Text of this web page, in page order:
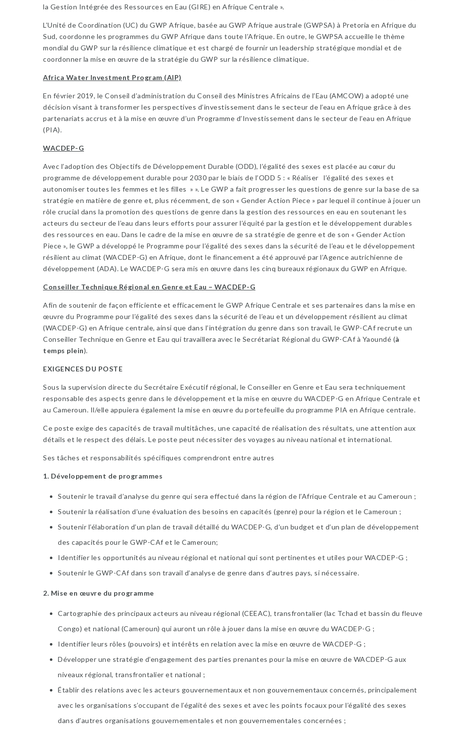
la Gestion Intégrée des Ressources en Eau (GIRE) en Afrique Centrale ».
L’Unité de Coordination (UC) du GWP Afrique, basée au GWP Afrique australe (GWPSA) à Pretoria en Afrique du
Sud, coordonne les programmes du GWP Afrique dans toute l’Afrique. En outre, le GWPSA accueille le thème
mondial du GWP sur la résilience climatique et est chargé de fournir un leadership stratégique mondial et de
coordonner la mise en œuvre de la stratégie du GWP sur la résilience climatique.
Africa Water Investment Program (AIP)
En février 2019, le Conseil d’administration du Conseil des Ministres Africains de l’Eau (AMCOW) a adopté une
décision visant à transformer les perspectives d’investissement dans le secteur de l’eau en Afrique grâce à des
partenariats accrus et à la mise en œuvre d’un Programme d’Investissement dans le secteur de l’eau en Afrique
(PIA).
WACDEP-G
Avec l’adoption des Objectifs de Développement Durable (ODD), l’égalité des sexes est placée au cœur du
programme de développement durable pour 2030 par le biais de l’ODD 5 : « Réaliser l’égalité des sexes et
autonomiser toutes les femmes et les filles » ». Le GWP a fait progresser les questions de genre sur la base de sa
stratégie en matière de genre et, plus récemment, de son « Gender Action Piece » par lequel il continue à jouer un
rôle crucial dans la promotion des questions de genre dans la gestion des ressources en eau en soutenant les
acteurs du secteur de l’eau dans leurs efforts pour assurer l’équité par la gestion et le développement durables
des ressources en eau. Dans le cadre de la mise en œuvre de sa stratégie de genre et de son « Gender Action
Piece », le GWP a développé le Programme pour l’égalité des sexes dans la sécurité de l’eau et le développement
résilient au climat (WACDEP-G) en Afrique, dont le financement a été approuvé par l’Agence autrichienne de
développement (ADA). Le WACDEP-G sera mis en œuvre dans les cinq bureaux régionaux du GWP en Afrique.
Conseiller Technique Régional en Genre et Eau – WACDEP-G
Afin de soutenir de façon efficiente et efficacement le GWP Afrique Centrale et ses partenaires dans la mise en
œuvre du Programme pour l’égalité des sexes dans la sécurité de l’eau et un développement résilient au climat
(WACDEP-G) en Afrique centrale, ainsi que dans l’intégration du genre dans son travail, le GWP-CAf recrute un
Conseiller Technique en Genre et Eau qui travaillera avec le Secrétariat Régional du GWP-CAf à Yaoundé (à
temps plein).
EXIGENCES DU POSTE
Sous la supervision directe du Secrétaire Exécutif régional, le Conseiller en Genre et Eau sera techniquement
responsable des aspects genre dans le développement et la mise en œuvre du WACDEP-G en Afrique Centrale et
au Cameroun. Il/elle appuiera également la mise en œuvre du portefeuille du programme PIA en Afrique centrale.
Ce poste exige des capacités de travail multitâches, une capacité de réalisation des résultats, une attention aux
détails et le respect des délais. Le poste peut nécessiter des voyages au niveau national et international.
Ses tâches et responsabilités spécifiques comprendront entre autres
1. Développement de programmes
Soutenir le travail d’analyse du genre qui sera effectué dans la région de l’Afrique Centrale et au Cameroun ;
Soutenir la réalisation d’une évaluation des besoins en capacités (genre) pour la région et le Cameroun ;
Soutenir l’élaboration d’un plan de travail détaillé du WACDEP-G, d’un budget et d’un plan de développement
des capacités pour le GWP-CAf et le Cameroun;
Identifier les opportunités au niveau régional et national qui sont pertinentes et utiles pour WACDEP-G ;
Soutenir le GWP-CAf dans son travail d’analyse de genre dans d’autres pays, si nécessaire.
2. Mise en œuvre du programme
Cartographie des principaux acteurs au niveau régional (CEEAC), transfrontalier (lac Tchad et bassin du fleuve
Congo) et national (Cameroun) qui auront un rôle à jouer dans la mise en œuvre du WACDEP-G ;
Identifier leurs rôles (pouvoirs) et intérêts en relation avec la mise en œuvre de WACDEP-G ;
Développer une stratégie d’engagement des parties prenantes pour la mise en œuvre de WACDEP-G aux
niveaux régional, transfrontalier et national ;
Établir des relations avec les acteurs gouvernementaux et non gouvernementaux concernés, principalement
avec les organisations s’occupant de l’égalité des sexes et avec les points focaux pour l’égalité des sexes
dans d’autres organisations gouvernementales et non gouvernementales concernées ;